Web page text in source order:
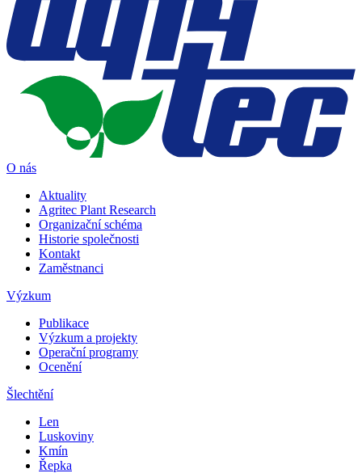
O nás
Aktuality
Agritec Plant Research
Organizační schéma
Historie společnosti
Kontakt
Zaměstnanci
Výzkum
Publikace
Výzkum a projekty
Operační programy
Ocenění
Šlechtění
Len
Luskoviny
Kmín
Řepka